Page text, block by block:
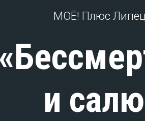
МОЁ! Плюс
и